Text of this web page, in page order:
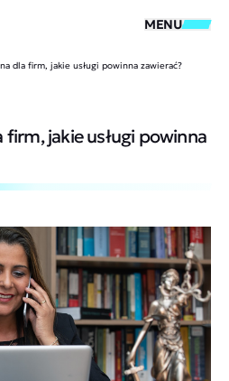
MENU
dla firm, jakie usługi powinna zawierać?
firm, jakie usługi powinna